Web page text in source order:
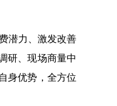
潜力、激发改善
研、现场商量中
身优势，全方位